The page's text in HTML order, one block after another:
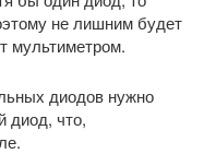
не лишним будет
мультиметром.
диодов нужно
диод, что,